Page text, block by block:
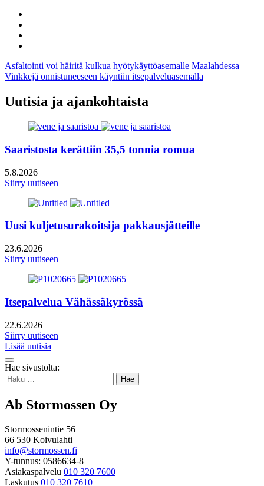
email
Artikkelien
selaus
Asfaltointi voi häiritä kulkua hyötykäyttöasemalle Maalahdessa
Vinkkejä onnistuneeseen käyntiin itsepalveluasemalla
Uutisia ja ajankohtaista
Saaristosta kerättiin 35,5 tonnia romua
5.8.2026
Siirry uutiseen
Uusi kuljetusurakoitsija pakkausjätteille
23.6.2026
Siirry uutiseen
Itsepalvelua Vähässäkyrössä
22.6.2026
Siirry uutiseen
Lisää uutisia
Takaisin
ylös
Hae sivustolta:
Haku:
Ab Stormossen Oy
Stormossenintie 56
66 530 Koivulahti
info@stormossen.fi
Y-tunnus: 0586634-8
Asiakaspalvelu 010 320 7600
Laskutus 010 320 7610